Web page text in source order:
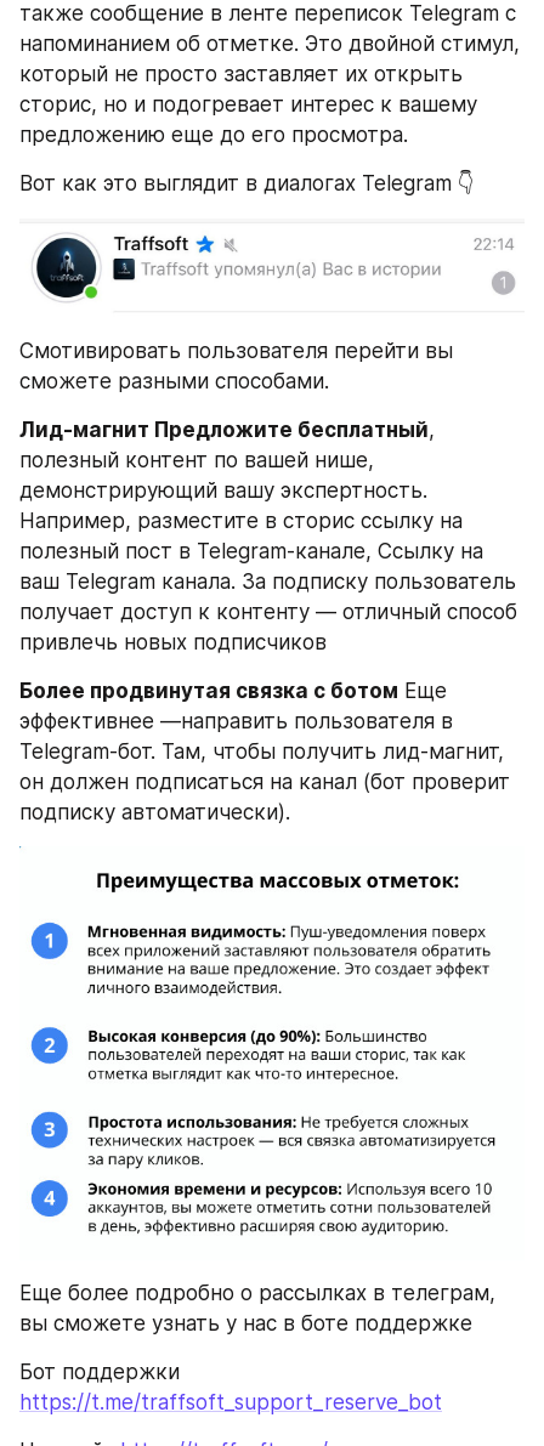
также сообщение в ленте переписок Telegram с
напоминанием об отметке. Это двойной стимул,
который не просто заставляет их открыть
сторис, но и подогревает интерес к вашему
предложению еще до его просмотра.
Вот как это выглядит в диалогах Telegram 👇
Cмотивировать пользователя перейти вы
сможете разными способами.
Лид-магнит Предложите бесплатный,
полезный контент по вашей нише,
демонстрирующий вашу экспертность.
Например, разместите в сторис ссылку на
полезный пост в Telegram-канале, Ссылку на
ваш Telegram канала. За подписку пользователь
получает доступ к контенту — отличный способ
привлечь новых подписчиков
Более продвинутая связка с ботом Еще
эффективнее —направить пользователя в
Telegram-бот. Там, чтобы получить лид-магнит,
он должен подписаться на канал (бот проверит
подписку автоматически).
Еще более подробно о рассылках в телеграм,
вы сможете узнать у наc в боте поддержке
https://t.me/traffsoft_support_reserve_bot